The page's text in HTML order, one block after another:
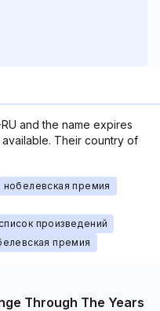
and the name expires
Their country of
нобелевская премия
произведений
премия
Through The Years